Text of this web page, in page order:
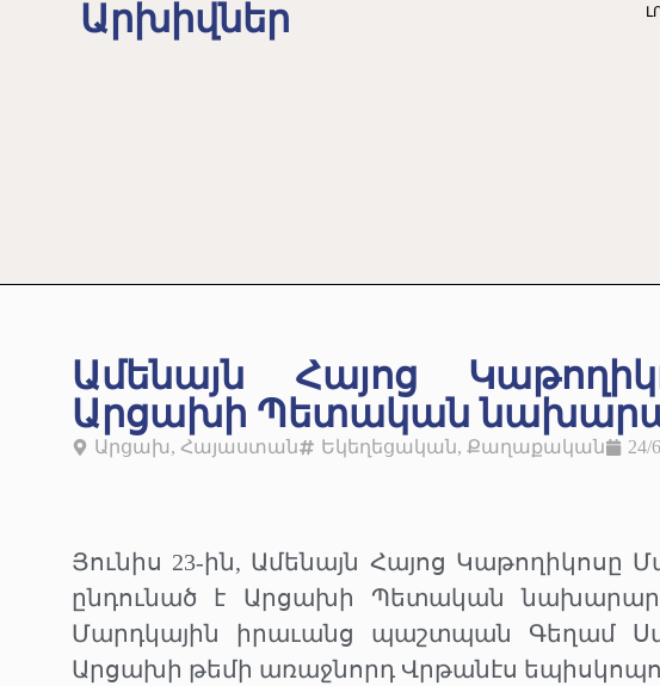
Արխիվներ
Ամենայն Հայոց
Արցախի Պետական
Արցախ, Հայաստան Եկեղեցական, Քաղաքական 24/
Յունիս 23-ին, Ամենայն Հայոց Կաթողիկոսը
ընդունած է Արցախի Պետական
Մարդկային իրաւանց պաշտպան Գեղամ
Արցախի թեմի առաջնորդ Վրթանէս